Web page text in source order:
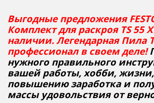
Выгодные предложения
Комплект для раскроя TS 55
наличии. Легендарная Пила
профессионал в своем деле!
нужного правильного
вашей работы, хобби,
повышению заработка и
массы удовольствия от